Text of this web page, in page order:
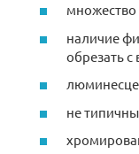
множество
наличие
обрезать с
не